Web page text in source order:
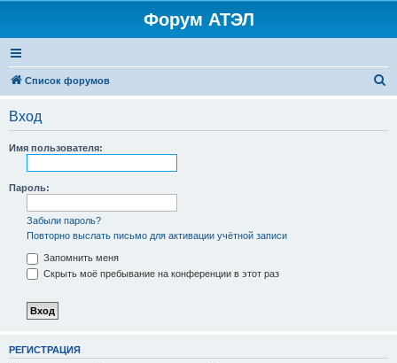
Форум АТЭЛ
Список форумов
Вход
Имя пользователя:
Пароль:
Забыли пароль?
Повторно выслать письмо для активации учётной записи
Запомнить меня
Скрыть моё пребывание на конференции в этот раз
РЕГИСТРАЦИЯ